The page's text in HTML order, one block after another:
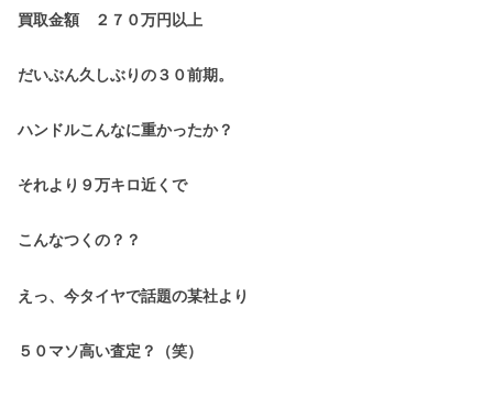
買取金額 ２７０万円以上
だいぶん久しぶりの３０前期。
ハンドルこんなに重かったか？
それより９万キロ近くで
こんなつくの？？
えっ、今タイヤで話題の某社より
５０マソ高い査定？（笑）